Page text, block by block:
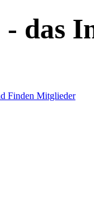
- das
Finden Mitglieder